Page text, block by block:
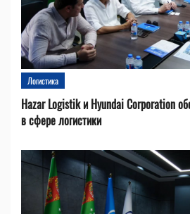
Логистика
Hazar Logistik и Hyundai Corporation
в сфере логистики